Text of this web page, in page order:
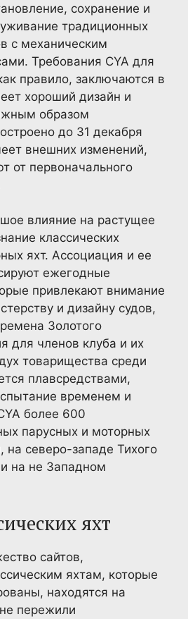
сохранение и
традиционных
с механическим
Требования CYA для
правило, заключаются в
хороший дизайн и
образом
до 31 декабря
внешних изменений,
от первоначального
влияние на растущее
классических
яхт. Ассоциация и ее
ежегодные
привлекают внимание
и дизайну судов,
Золотого
для членов клуба и их
товарищества среди
плавсредствами,
временем и
более 600
парусных и моторных
на северо-западе Тихого
на не Западном
яхт
сайтов,
яхтам, которые
находятся на
пережили